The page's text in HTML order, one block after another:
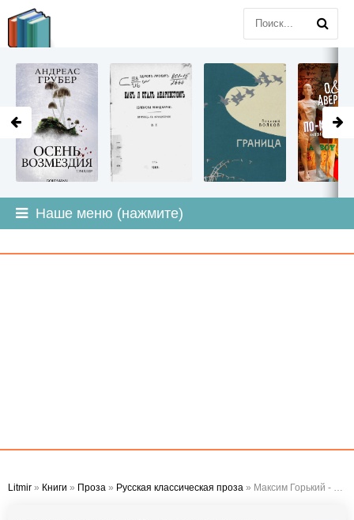
Наше меню (нажмите)
Litmir » Книги » Проза » Русская классическая проза » Максим Горький - Разрушение личности
LITMIR.ORG